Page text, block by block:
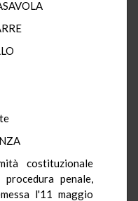
costituzionale
penale,
l'11 maggio